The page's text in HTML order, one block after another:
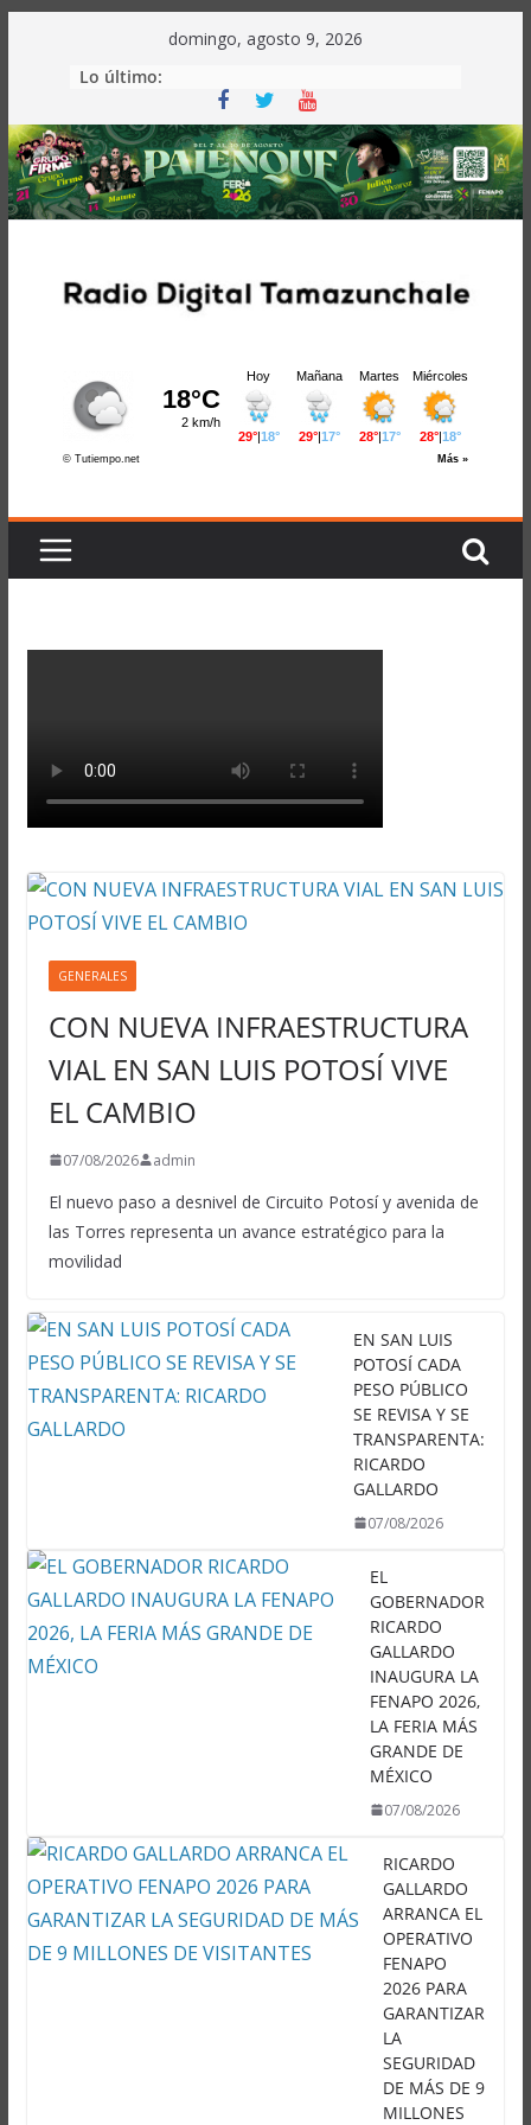
domingo, agosto 9, 2026
Lo último:
GENERALES
CON NUEVA INFRAESTRUCTURA
VIAL EN SAN LUIS POTOSÍ VIVE
EL CAMBIO
07/08/2026 admin
El nuevo paso a desnivel de Circuito Potosí y avenida de
las Torres representa un avance estratégico para la
movilidad
EN SAN LUIS
POTOSÍ CADA
PESO PÚBLICO
SE REVISA Y SE
TRANSPARENTA:
RICARDO
GALLARDO
07/08/2026
EL
GOBERNADOR
RICARDO
GALLARDO
INAUGURA LA
FENAPO 2026,
LA FERIA MÁS
GRANDE DE
MÉXICO
07/08/2026
RICARDO
GALLARDO
ARRANCA EL
OPERATIVO
FENAPO
2026 PARA
GARANTIZAR
LA
SEGURIDAD
DE MÁS DE 9
MILLONES